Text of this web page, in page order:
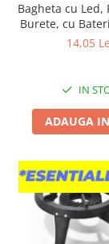
Folie si plase pt
Masini de
Pentru Casa si
Aragaze, plite,
Butelii
Gratare
Pirostrii si
Plite & aragaze
Bagheta cu Led,
Burete, cu
Multicolora, 48 x
14,05
IN
ADAUGA